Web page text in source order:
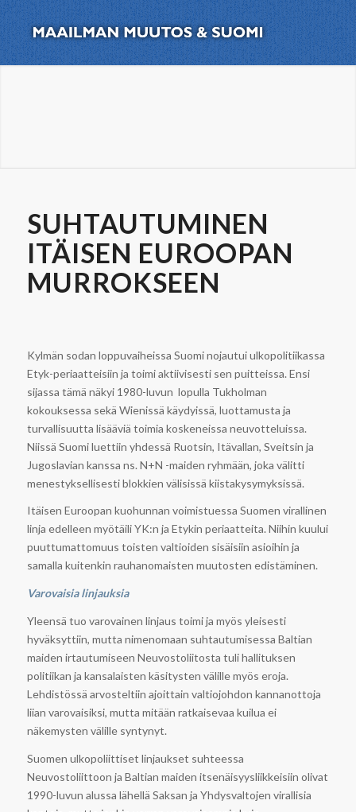
SUHTAUTUMINEN
ITÄISEN EUROOPAN
MURROKSEEN
Kylmän sodan loppuvaiheissa Suomi nojautui ulkopolitiikassa
Etyk-periaatteisiin ja toimi aktiivisesti sen puitteissa. Ensi
sijassa tämä näkyi 1980-luvun lopulla Tukholman
kokouksessa sekä Wienissä käydyissä, luottamusta ja
turvallisuutta lisääviä toimia koskeneissa neuvotteluissa.
Niissä Suomi luettiin yhdessä Ruotsin, Itävallan, Sveitsin ja
Jugoslavian kanssa ns. N+N -maiden ryhmään, joka välitti
menestyksellisesti blokkien välisissä kiistakysymyksissä.
Itäisen Euroopan kuohunnan voimistuessa Suomen virallinen
linja edelleen myötäili YK:n ja Etykin periaatteita. Niihin kuului
puuttumattomuus toisten valtioiden sisäisiin asioihin ja
samalla kuitenkin rauhanomaisten muutosten edistäminen.
Varovaisia linjauksia
Yleensä tuo varovainen linjaus toimi ja myös yleisesti
hyväksyttiin, mutta nimenomaan suhtautumisessa Baltian
maiden irtautumiseen Neuvostoliitosta tuli hallituksen
politiikan ja kansalaisten käsitysten välille myös eroja.
Lehdistössä arvosteltiin ajoittain valtiojohdon kannanottoja
liian varovaisiksi, mutta mitään ratkaisevaa kuilua ei
näkemysten välille syntynyt.
Suomen ulkopoliittiset linjaukset suhteessa
Neuvostoliittoon ja Baltian maiden itsenäisyysliikkeisiin olivat
1990-luvun alussa lähellä Saksan ja Yhdysvaltojen virallisia